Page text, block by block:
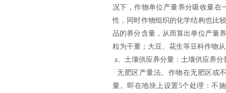
况下，作物单位产量养分吸收量在
性，同时作物组织的化学结构也比
品的养分含量，从而算出单位产量
粒为干重；大豆、花生等豆科作物
a、土壤供应养分量：土壤供应养
无肥区产量法。作物在无肥区或
量。即在地块上设置5个处理：不